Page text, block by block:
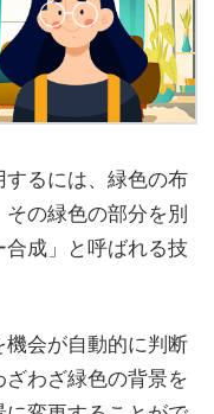
るには、緑色の布
の緑色の部分を別
成」と呼ばれる技
機会が自動的に判断
わざ緑色の背景を